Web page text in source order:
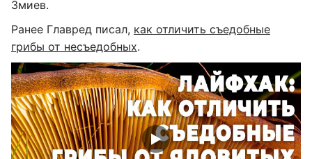
Змиев.
Ранее Главред писал, как отличить съедобные
грибы от несъедобных.